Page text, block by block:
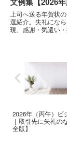
上司へ送る年賀状
選紹介。失礼にな
現、感謝・気遣い
2026年（丙午）ビ
｜取引先に失礼の
全版】